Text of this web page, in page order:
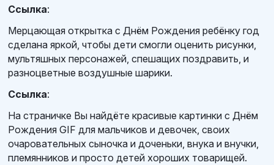
Ссылка:
Мерцающая открытка с Днём Рождения ребёнку год
сделана яркой, чтобы дети смогли оценить рисунки,
мультяшных персонажей, спешащих поздравить, и
разноцветные воздушные шарики.
Ссылка:
На страничке Вы найдёте красивые картинки с Днём
Рождения GIF для мальчиков и девочек, своих
очаровательных сыночка и доченьки, внука и внучки,
племянников и просто детей хороших товарищей.